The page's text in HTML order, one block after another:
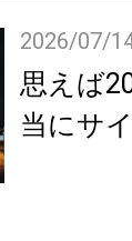
2026/07/
思えば
当にサ